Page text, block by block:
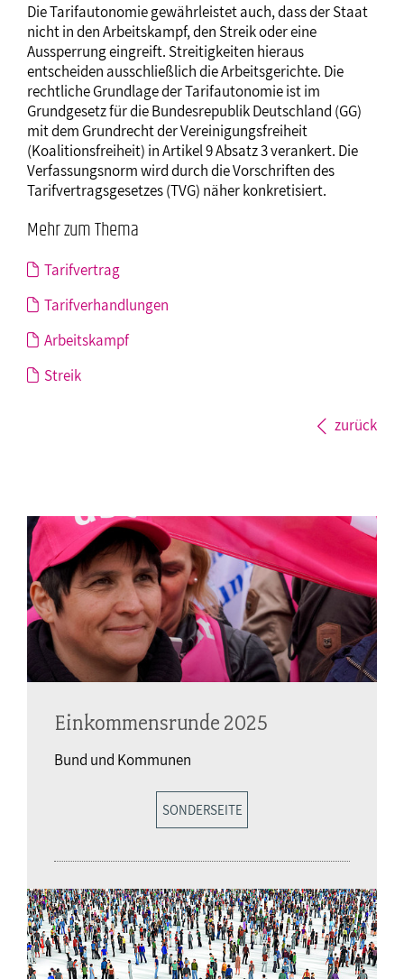
Die Tarifautonomie gewährleistet auch, dass der Staat
nicht in den Arbeitskampf, den Streik oder eine
Aussperrung eingreift. Streitigkeiten hieraus
entscheiden ausschließlich die Arbeitsgerichte. Die
rechtliche Grundlage der Tarifautonomie ist im
Grundgesetz für die Bundesrepublik Deutschland (GG)
mit dem Grundrecht der Vereinigungsfreiheit
(Koalitionsfreiheit) in Artikel 9 Absatz 3 verankert. Die
Verfassungsnorm wird durch die Vorschriften des
Tarifvertragsgesetzes (TVG) näher konkretisiert.
Mehr zum Thema
Tarifvertrag
Tarifverhandlungen
Arbeitskampf
Streik
zurück
Einkommensrunde 2025
Bund und Kommunen
SONDERSEITE